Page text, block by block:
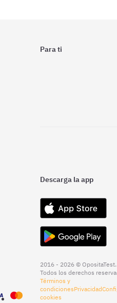
Para ti
Descarga la app
2016 - 2026 © OpositaTest.
Todos los derechos
Términos y
condicionesPrivacidad
cookies